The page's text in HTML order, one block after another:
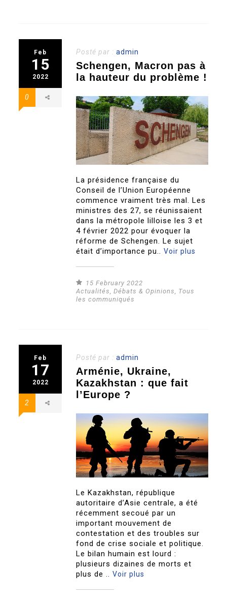
Feb
15
2022
0
Posté par :admin
Schengen, Macron pas à
la hauteur du problème !
La présidence française du
Conseil de l’Union Européenne
commence vraiment très mal. Les
ministres des 27, se réunissaient
dans la métropole lilloise les 3 et
4 février 2022 pour évoquer la
réforme de Schengen. Le sujet
était d’importance pu..Voir plus
15 February 2022
Actualités ,Débats & Opinions
Tous
les communiqués
Feb
17
2022
2
Posté par :admin
Arménie, Ukraine,
Kazakhstan : que fait
l’Europe ?
Le Kazakhstan, république
autoritaire d’Asie centrale, a été
récemment secoué par un
important mouvement de
contestation et des troubles sur
fond de crise sociale et politique.
Le bilan humain est lourd :
plusieurs dizaines de morts et
plus de ..Voir plus